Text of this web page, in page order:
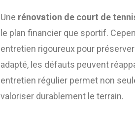
Une rénovation de court de
le plan financier que sportif.
entretien rigoureux pour
adapté, les défauts peuvent
entretien régulier permet non
valoriser durablement le terrain.